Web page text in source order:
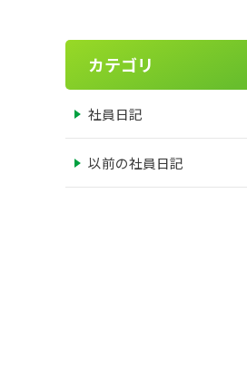
カテゴリ
社員日記
以前の社員日記